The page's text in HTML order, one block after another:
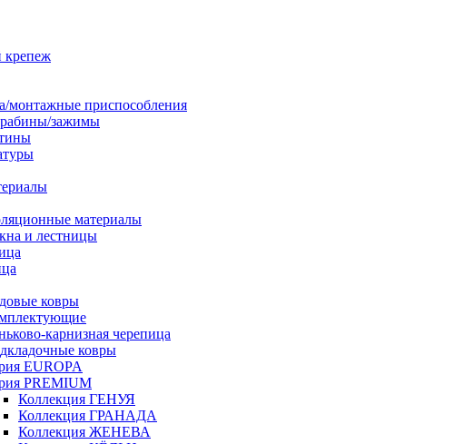
монтажные приспособления
зажимы
материалы
и лестницы
ковры
карнизная черепица
ковры
EUROPA
PREMIUM
Коллекция ГЕНУЯ
Коллекция ГРАНАДА
Коллекция ЖЕНЕВА